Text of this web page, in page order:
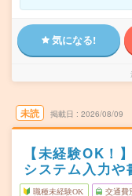
気になる!
未読 掲載日 2026/08/09
【未経験OK！
システム入力や
職種未経験OK 交通費